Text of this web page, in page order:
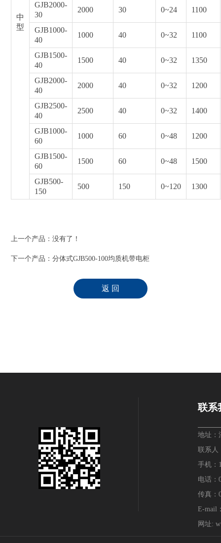
中
型
GJB2000-
30
2000 30 0~24 1100
GJB1000-
40
1000 40 0~32 1100
GJB1500-
40
1500 40 0~32 1350
GJB2000-
40
2000 40 0~32 1200
GJB2500-
40
2500 40 0~32 1400
GJB1000-
60
1000 60 0~48 1200
GJB1500-
60
1500 60 0~48 1500
GJB500-
150
500 150 0~120 1300
上一个产品：没有了！
下一个产品：分体式GJB500-100均质机带电柜
联系
地址：
联系人
手机：
电话：
传真：
E-mail
网址: